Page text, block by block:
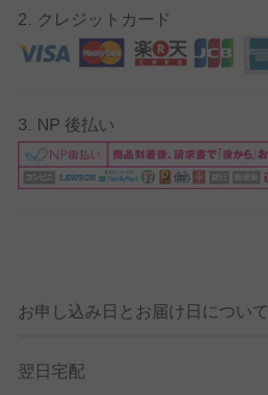
2. クレジットカード
3. NP 後払い
お申し込み日とお届け日について
翌日宅配